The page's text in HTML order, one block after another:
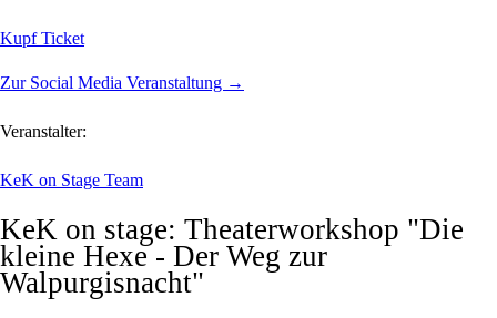
Kupf Ticket
Zur Social Media Veranstaltung →
Veranstalter:
KeK on Stage Team
KeK on stage: Theaterworkshop "Die
kleine Hexe - Der Weg zur
Walpurgisnacht"